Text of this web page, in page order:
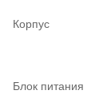
Корпус
Блок питания